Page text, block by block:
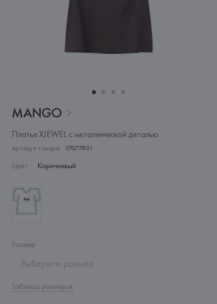
MANGO
Платье XJEWEL с металлической деталью
Артикул товара: 17077801
Цвет: Коричневый
Размер:
Выберите размер
Таблица размеров